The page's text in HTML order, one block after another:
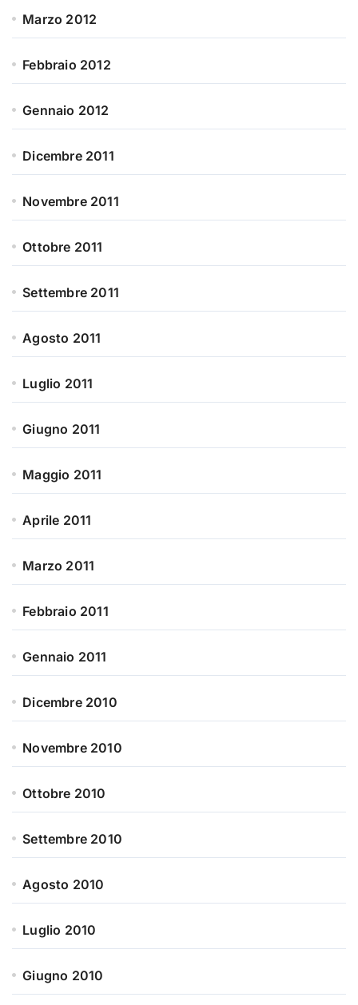
Marzo 2012
Febbraio 2012
Gennaio 2012
Dicembre 2011
Novembre 2011
Ottobre 2011
Settembre 2011
Agosto 2011
Luglio 2011
Giugno 2011
Maggio 2011
Aprile 2011
Marzo 2011
Febbraio 2011
Gennaio 2011
Dicembre 2010
Novembre 2010
Ottobre 2010
Settembre 2010
Agosto 2010
Luglio 2010
Giugno 2010